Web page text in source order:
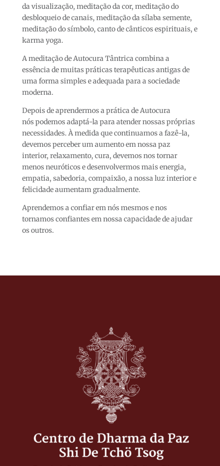
da visualização, meditação da cor, meditação do
desbloqueio de canais, meditação da sílaba semente,
meditação do símbolo, canto de cânticos espirituais, e
karma yoga.
A meditação de Autocura Tântrica combina a
essência de muitas práticas terapêuticas antigas de
uma forma simples e adequada para a sociedade
moderna.
Depois de aprendermos a prática de Autocura
nós podemos adaptá-la para atender nossas próprias
necessidades. À medida que continuamos a fazê-la,
devemos perceber um aumento em nossa paz
interior, relaxamento, cura, devemos nos tornar
menos neuróticos e desenvolvermos mais energia,
empatia, sabedoria, compaixão, a nossa luz interior e
felicidade aumentam gradualmente.
Aprendemos a confiar em nós mesmos e nos
tornamos confiantes em nossa capacidade de ajudar
os outros.